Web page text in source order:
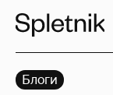
Блоги